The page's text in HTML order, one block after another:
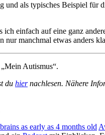
und als typisches Beispiel
ich einfach auf eine ganz
manchmal etwas anders
Autismus“.
du hiernachlesen. Nähere
as early as 4 months old